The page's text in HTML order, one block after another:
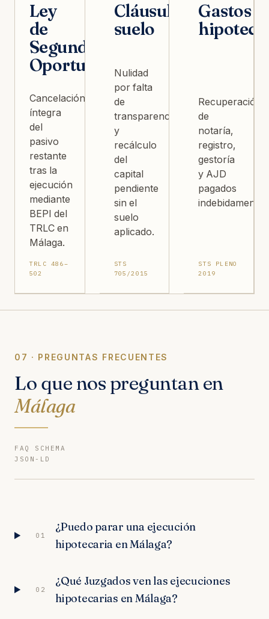
Ley
de
Segunda
Oportunidad
Cancelación
íntegra
del
pasivo
restante
tras la
ejecución
mediante
BEPI del
TRLC en
Málaga.
TRLC 486–
502
Cláusula
suelo
Nulidad
por falta
de
transparencia
y
recálculo
del
capital
pendiente
sin el
suelo
aplicado.
STS
705/2015
Gastos
Recuperación
de
notaría,
registro,
gestoría
y AJD
pagados
indebidamente.
STS PLENO
2019
07 · PREGUNTAS FRECUENTES
Lo que nos preguntan en
Málaga
FAQ SCHEMA
JSON-LD
01
¿Puedo parar una ejecución
hipotecaria en Málaga?
02
¿Qué Juzgados ven las ejecuciones
hipotecarias en Málaga?